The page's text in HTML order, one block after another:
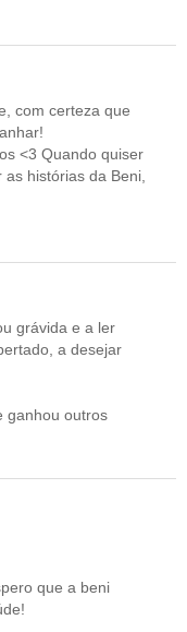
com certeza que
<3 Quando quiser
histórias da Beni,
grávida e a ler
a desejar
ganhou outros
que a beni